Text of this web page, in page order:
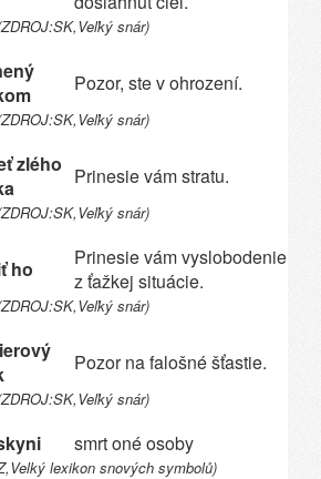
snár)
Pozor, ste v ohrození.
snár)
zlého Prinesie vám stratu.
snár)
ho
Prinesie vám vyslobodenie
z ťažkej situácie.
snár)
Pozor na falošné šťastie.
snár)
smrt oné osoby
lexikon snových symbolů)